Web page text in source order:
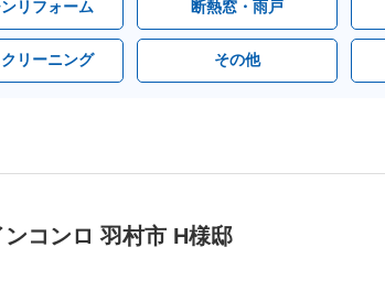
リフォーム 断熱窓・雨戸
リーニング その他
ンコンロ 羽村市 H様邸